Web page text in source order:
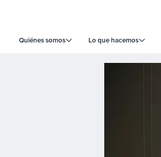
Quiénes somos Lo que hacemos